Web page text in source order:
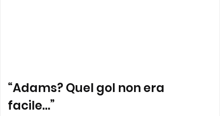
“Adams? Quel gol non era
facile…”